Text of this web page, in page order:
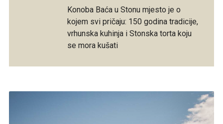
Konoba Baća u Stonu mjesto je o
kojem svi pričaju: 150 godina tradicije,
vrhunska kuhinja i Stonska torta koju
se mora kušati